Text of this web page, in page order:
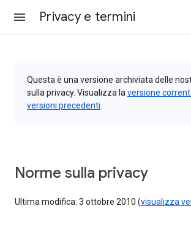
Privacy e termini
Questa è una versione archiviata delle
sulla privacy. Visualizza la versione
versioni precedenti
Norme sulla privacy
Ultima modifica: 3 ottobre 2010 (visualizza